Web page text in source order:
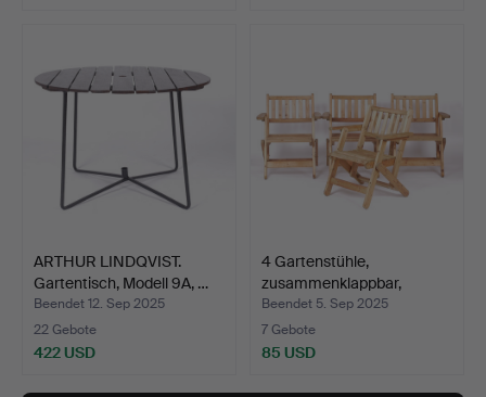
ARTHUR LINDQVIST.
Gartentisch, Modell 9A, …
Beendet 12. Sep 2025
22 Gebote
422 USD
4 Gartenstühle,
zusammenklappbar,
Kiefernh…
Beendet 5. Sep 2025
7 Gebote
85 USD